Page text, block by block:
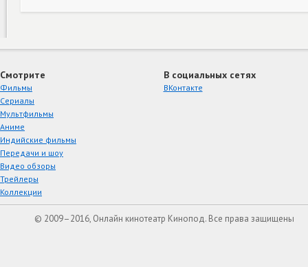
Смотрите
Фильмы
Сериалы
Мультфильмы
Аниме
Индийские фильмы
Передачи и шоу
Видео обзоры
Трейлеры
Коллекции
В социальных сетях
ВКонтакте
© 2009–2016, Онлайн кинотеатр Кинопод. Все права защищены